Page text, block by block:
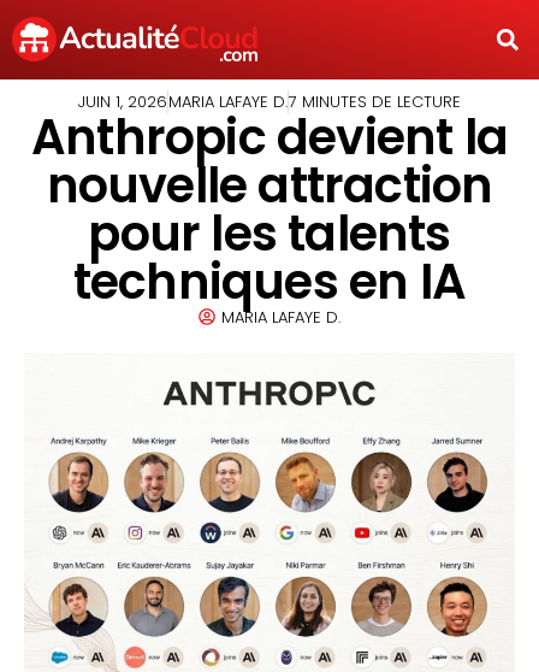
JUIN 1, 2026MARIA LAFAYE D.7 MINUTES DE LECTURE
Anthropic devient la
nouvelle attraction
pour les talents
techniques en IA
MARIA LAFAYE D.